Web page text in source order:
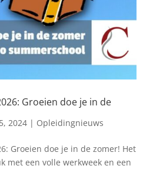
Groeien doe je in de
2024| Opleidingnieuws
Groeien doe je in de zomer! Het
met een volle werkweek en een